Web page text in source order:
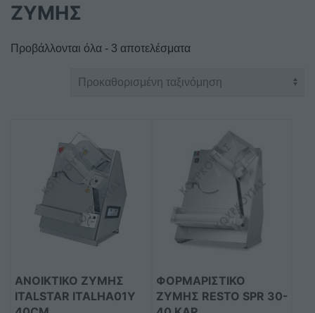
ΖΥΜΗΣ
Προβάλλονται όλα - 3 αποτελέσματα
ΑΝΟΙΚΤΙΚΌ ΖΎΜΗΣ
ITALSTAR ITALHA01Y
ΦΟΡΜΑΡΙΣΤΙΚΟ
ΖΥΜΗΣ RESTO SPR 30-
παραλλαγές.
να
επιλεγούν